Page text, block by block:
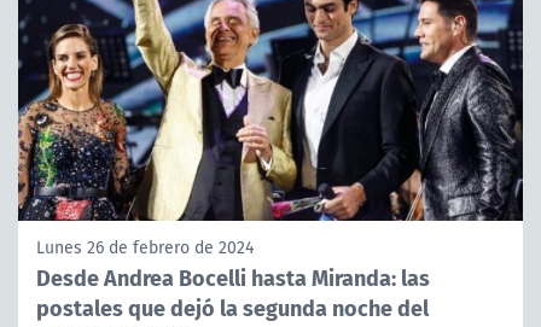
Lunes 26 de febrero de 2024
Desde Andrea Bocelli hasta Miranda: las
postales que dejó la segunda noche del